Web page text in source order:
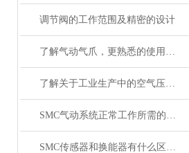
调节阀的工作范围及精密的设计
了解气动气爪，更熟悉的使用SMC齐气动气爪
了解关于工业生产中的空气压缩机应用
SMC气动系统正常工作所需的技术要求
SMC传感器和换能器有什么区别？